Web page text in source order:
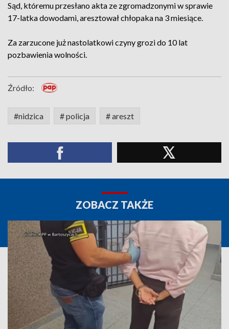
Sąd, któremu przesłano akta ze zgromadzonymi w sprawie
17-latka dowodami, aresztował chłopaka na 3 miesiące.
Za zarzucone już nastolatkowi czyny grozi do 10 lat
pozbawienia wolności.
Źródło:
#nidzica # policja # areszt
ZOBACZ TAKŻE